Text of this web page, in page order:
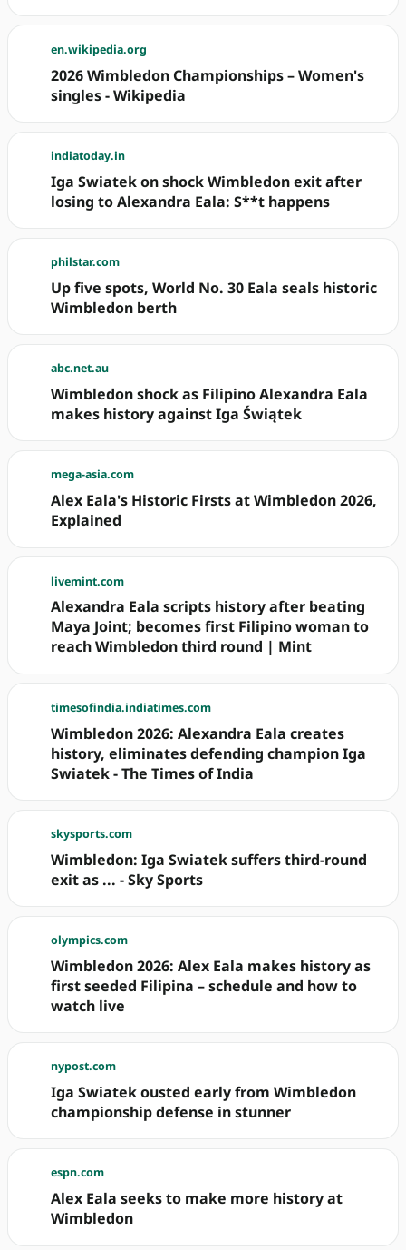
en.wikipedia.org
2026 Wimbledon Championships – Women's
singles - Wikipedia
indiatoday.in
Iga Swiatek on shock Wimbledon exit after
losing to Alexandra Eala: S**t happens
philstar.com
Up five spots, World No. 30 Eala seals historic
Wimbledon berth
abc.net.au
Wimbledon shock as Filipino Alexandra Eala
makes history against Iga Świątek
mega-asia.com
Alex Eala's Historic Firsts at Wimbledon 2026,
Explained
livemint.com
Alexandra Eala scripts history after beating
Maya Joint; becomes first Filipino woman to
reach Wimbledon third round | Mint
timesofindia.indiatimes.com
Wimbledon 2026: Alexandra Eala creates
history, eliminates defending champion Iga
Swiatek - The Times of India
skysports.com
Wimbledon: Iga Swiatek suffers third-round
exit as ... - Sky Sports
olympics.com
Wimbledon 2026: Alex Eala makes history as
first seeded Filipina – schedule and how to
watch live
nypost.com
Iga Swiatek ousted early from Wimbledon
championship defense in stunner
espn.com
Alex Eala seeks to make more history at
Wimbledon